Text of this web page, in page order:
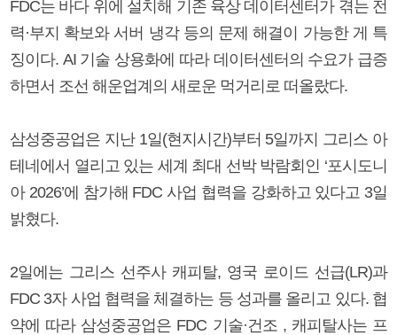
FDC는 바다 위에 설치해 기존 육상 데이터센터가 겪는 전
력·부지 확보와 서버 냉각 등의 문제 해결이 가능한 게 특
징이다. AI 기술 상용화에 따라 데이터센터의 수요가 급증
하면서 조선 해운업계의 새로운 먹거리로 떠올랐다.
삼성중공업은 지난 1일(현지시간)부터 5일까지 그리스 아
테네에서 열리고 있는 세계 최대 선박 박람회인 ‘포시도니
아 2026’에 참가해 FDC 사업 협력을 강화하고 있다고 3일
밝혔다.
2일에는 그리스 선주사 캐피탈, 영국 로이드 선급(LR)과
FDC 3자 사업 협력을 체결하는 등 성과를 올리고 있다. 협
약에 따라 삼성중공업은 FDC 기술·건조 , 캐피탈사는 프